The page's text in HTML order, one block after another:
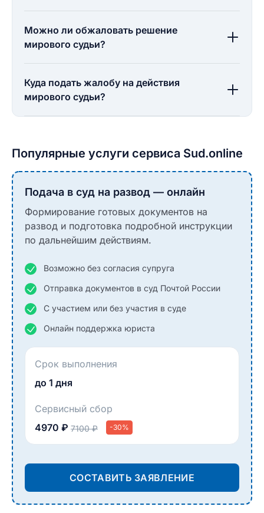
Можно ли обжаловать решение
мирового судьи?
Куда подать жалобу на действия
мирового судьи?
Популярные услуги сервиса Sud.online
Подача в суд на развод — онлайн
Формирование готовых документов на
развод и подготовка подробной инструкции
по дальнейшим действиям.
Возможно без согласия супруга
Отправка документов в суд Почтой России
С участием или без участия в суде
Онлайн поддержка юриста
Срок выполнения
до 1 дня
Сервисный сбор
4970 ₽ 7100 ₽ -30%
СОСТАВИТЬ ЗАЯВЛЕНИЕ